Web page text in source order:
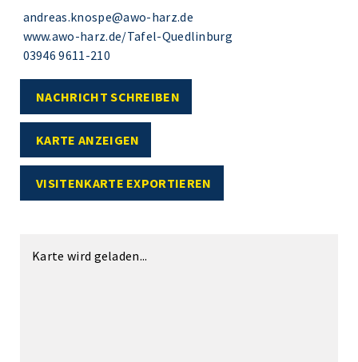
andreas.knospe@awo-harz.de
www.awo-harz.de/Tafel-Quedlinburg
03946 9611-210
NACHRICHT SCHREIBEN
KARTE ANZEIGEN
VISITENKARTE EXPORTIEREN
Karte wird geladen...